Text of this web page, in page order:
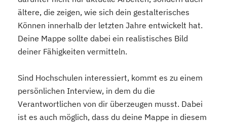
ältere, die zeigen, wie sich dein gestalterisches
Können innerhalb der letzten Jahre entwickelt hat.
Deine Mappe sollte dabei ein realistisches Bild
deiner Fähigkeiten vermitteln.
Sind Hochschulen interessiert, kommt es zu einem
persönlichen Interview, in dem du die
Verantwortlichen von dir überzeugen musst. Dabei
ist es auch möglich, dass du deine Mappe in diesem